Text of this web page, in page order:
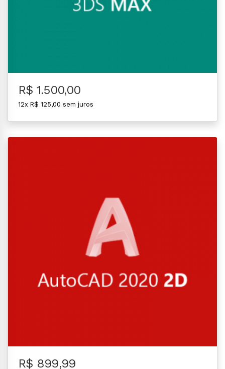
R$ 1.500,00
12x R$ 125,00 sem juros
R$ 899,99